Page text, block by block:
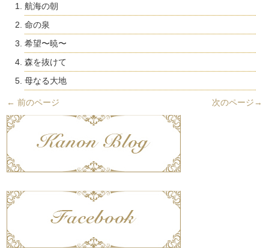
航海の朝
命の泉
希望〜暁〜
森を抜けて
母なる大地
← 前のページ 次のページ →